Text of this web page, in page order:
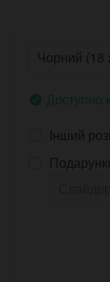
Доступно
Інший